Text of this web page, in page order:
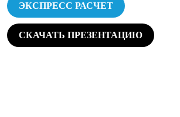
ЭКСПРЕСС РАСЧЕТ
СКАЧАТЬ ПРЕЗЕНТАЦИЮ